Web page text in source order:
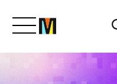
Poznaj Mozillę